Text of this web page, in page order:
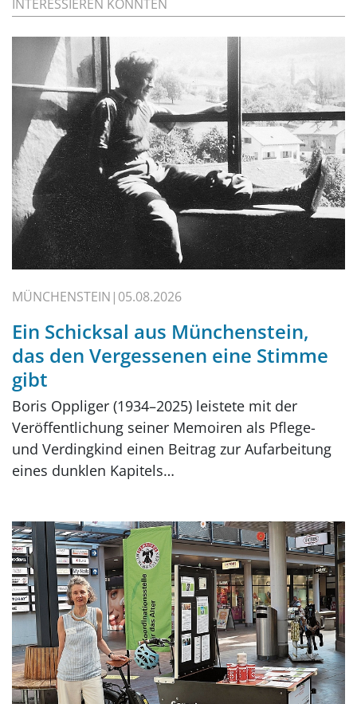
INTERESSIEREN KÖNNTEN
MÜNCHENSTEIN 05.08.2026
Ein Schicksal aus Münchenstein,
das den Vergessenen eine Stimme
gibt
Boris Oppliger (1934–2025) leistete mit der
Veröffentlichung seiner Memoiren als Pflege-
und Verdingkind einen Beitrag zur Aufarbeitung
eines dunklen Kapitels…